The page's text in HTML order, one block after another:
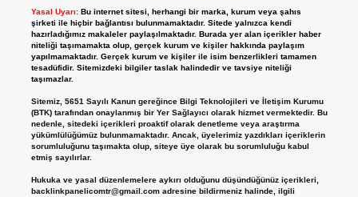
Yasal Uyarı: Bu internet sitesi, herhangi bir marka, kurum veya şahıs
şirketi ile hiçbir bağlantısı bulunmamaktadır. Sitede yalnızca kendi
hazırladığımız makaleler paylaşılmaktadır. Burada yer alan içerikler haber
niteliği taşımamakta olup, gerçek kurum ve kişiler hakkında paylaşım
yapılmamaktadır. Gerçek kurum ve kişiler ile isim benzerlikleri tamamen
tesadüfidir. Sitemizdeki bilgiler taslak halindedir ve tavsiye niteliği
taşımazlar.
Sitemiz, 5651 Sayılı Kanun gereğince Bilgi Teknolojileri ve İletişim Kurumu
(BTK) tarafından onaylanmış bir Yer Sağlayıcı olarak hizmet vermektedir. Bu
nedenle, sitedeki içerikleri proaktif olarak denetleme veya araştırma
yükümlülüğümüz bulunmamaktadır. Ancak, üyelerimiz yazdıkları içeriklerin
sorumluluğunu taşımakta olup, siteye üye olarak bu sorumluluğu kabul
etmiş sayılırlar.
Hukuka ve yasal düzenlemelere aykırı olduğunu düşündüğünüz içerikleri,
backlinkpanelicomtr@gmail.comadresine bildirmeniz halinde, ilgili